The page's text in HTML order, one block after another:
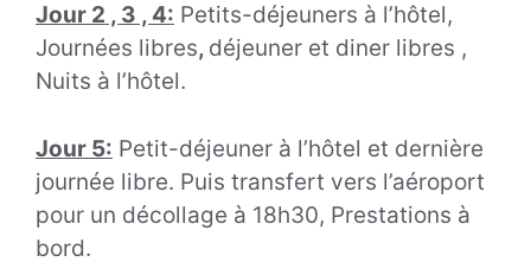
Jour 2 , 3 , 4: Petits-déjeuners à l’hôtel,
Journées libres, déjeuner et diner libres ,
Nuits à l’hôtel.
Jour 5: Petit-déjeuner à l’hôtel et dernière
journée libre. Puis transfert vers l’aéroport
pour un décollage à 18h30, Prestations à
bord.